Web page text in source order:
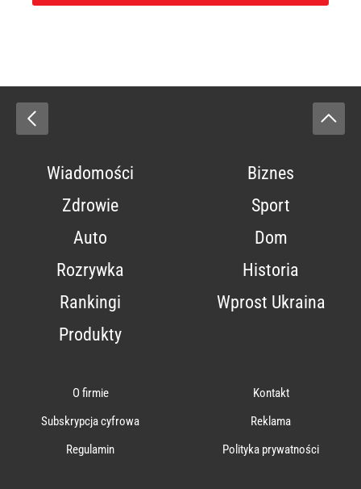
Wiadomości
Biznes
Zdrowie
Sport
Auto
Dom
Rozrywka
Historia
Rankingi
Wprost Ukraina
Produkty
O firmie
Kontakt
Subskrypcja cyfrowa
Reklama
Regulamin
Polityka prywatności